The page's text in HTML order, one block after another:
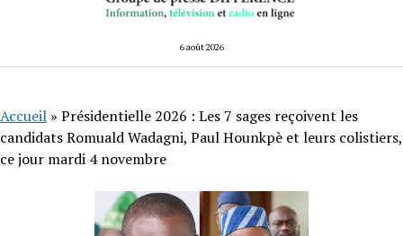
6 août 2026
Accueil » Présidentielle 2026 : Les 7 sages reçoivent les
candidats Romuald Wadagni, Paul Hounkpè et leurs colistiers,
ce jour mardi 4 novembre